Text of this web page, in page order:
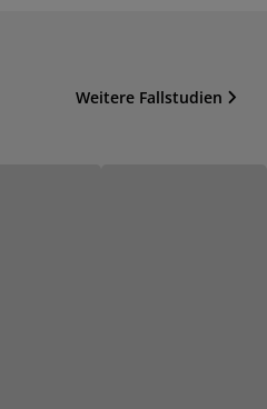
Weitere Fallstudien